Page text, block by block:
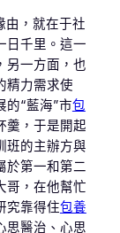
由，就在于社
日千里。這一
另一方面，也
精力需求使
的“藍海”市包
羹，于是開起
班的主辦方與
於第一和第二
哥，在他幫忙
究靠得住包養
思醫治、心思